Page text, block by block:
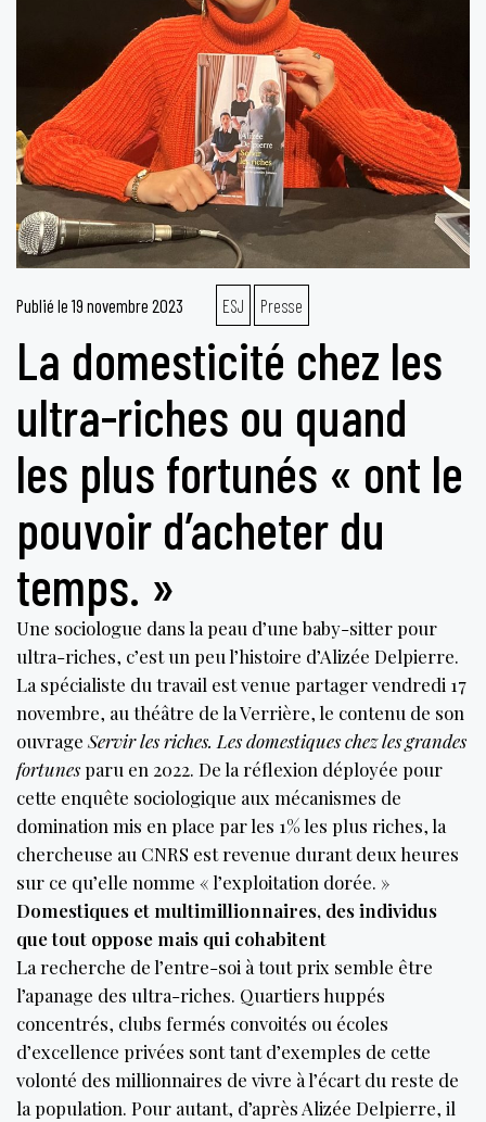
Publié le 19 novembre 2023 ESJ Presse
La domesticité chez les
ultra-riches ou quand
les plus fortunés « ont le
pouvoir d’acheter du
temps. »
Une sociologue dans la peau d’une baby-sitter pour
ultra-riches, c’est un peu l’histoire d’Alizée Delpierre.
La spécialiste du travail est venue partager vendredi 17
novembre, au théâtre de la Verrière, le contenu de son
ouvrage Servir les riches. Les domestiques chez les grandes
fortunes paru en 2022. De la réflexion déployée pour
cette enquête sociologique aux mécanismes de
domination mis en place par les 1% les plus riches, la
chercheuse au CNRS est revenue durant deux heures
sur ce qu’elle nomme « l’exploitation dorée. »
Domestiques et multimillionnaires, des individus
que tout oppose mais qui cohabitent
La recherche de l’entre-soi à tout prix semble être
l’apanage des ultra-riches. Quartiers huppés
concentrés, clubs fermés convoités ou écoles
d’excellence privées sont tant d’exemples de cette
volonté des millionnaires de vivre à l’écart du reste de
la population. Pour autant, d’après Alizée Delpierre, il